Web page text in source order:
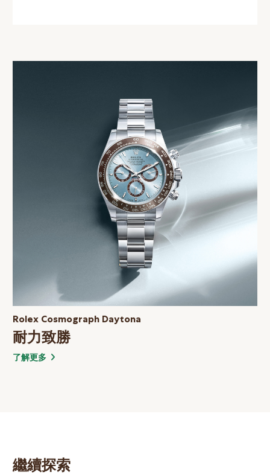
Rolex Cosmograph Daytona
耐力致勝
了解更多
繼續探索